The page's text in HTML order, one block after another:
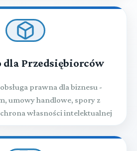
dla Przedsiębiorców
prawna dla biznesu -
umowy handlowe, spory z
własności intelektualnej